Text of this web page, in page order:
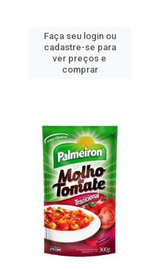
Faça seu login ou
cadastre-se para
ver preços e
comprar